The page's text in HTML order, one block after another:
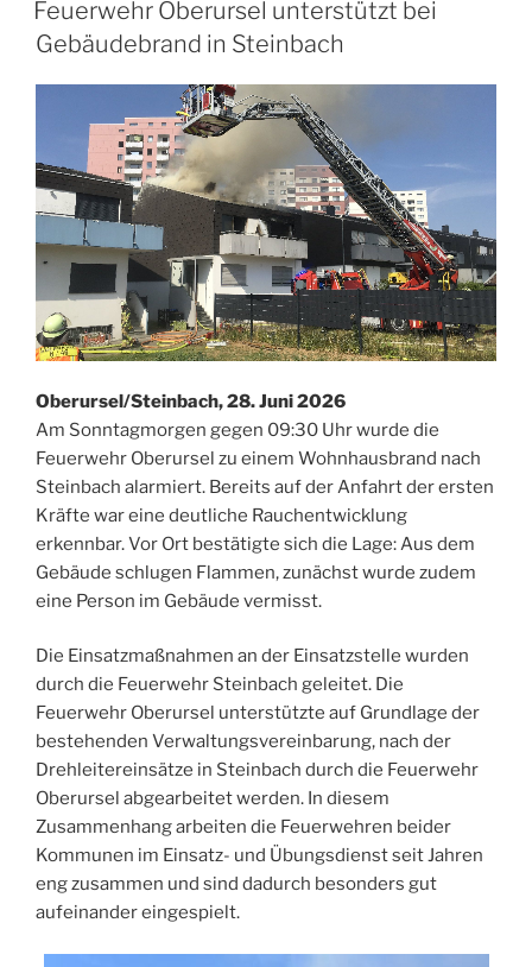
Feuerwehr Oberursel unterstützt bei
Gebäudebrand in Steinbach
Oberursel/Steinbach, 28. Juni 2026
Am Sonntagmorgen gegen 09:30 Uhr wurde die
Feuerwehr Oberursel zu einem Wohnhausbrand nach
Steinbach alarmiert. Bereits auf der Anfahrt der ersten
Kräfte war eine deutliche Rauchentwicklung
erkennbar. Vor Ort bestätigte sich die Lage: Aus dem
Gebäude schlugen Flammen, zunächst wurde zudem
eine Person im Gebäude vermisst.
Die Einsatzmaßnahmen an der Einsatzstelle wurden
durch die Feuerwehr Steinbach geleitet. Die
Feuerwehr Oberursel unterstützte auf Grundlage der
bestehenden Verwaltungsvereinbarung, nach der
Drehleitereinsätze in Steinbach durch die Feuerwehr
Oberursel abgearbeitet werden. In diesem
Zusammenhang arbeiten die Feuerwehren beider
Kommunen im Einsatz- und Übungsdienst seit Jahren
eng zusammen und sind dadurch besonders gut
aufeinander eingespielt.